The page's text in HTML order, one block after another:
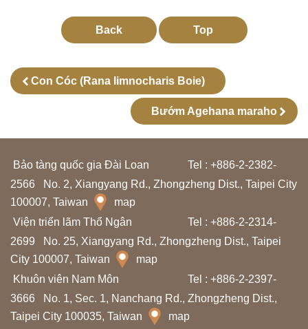
u
ồ
n
t
ư
l
i
ệ
u
h
Back Top
Con Cóc (Rana limnocharis Boie)
Bướm Agehana maraho
Bảo tàng quốc gia Đài Loan
Tel : +886-2-2382-
2566
No. 2, Xiangyang Rd., Zhongzheng Dist., Taipei City
100007, Taiwan
map
Viện triển lãm Thổ Ngân
Tel : +886-2-2314-
2699
No. 25, Xiangyang Rd., Zhongzheng Dist., Taipei
City 100007, Taiwan
map
Khuôn viên Nam Môn
Tel : +886-2-2397-
3666
No. 1, Sec. 1, Nanchang Rd., Zhongzheng Dist.,
Taipei City 100035, Taiwan
map